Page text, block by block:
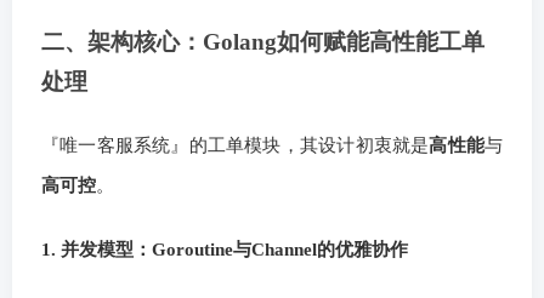
二、架构核心：Golang如何赋能高性能工单
处理
『唯一客服系统』的工单模块，其设计初衷就是高性能与
高可控。
1. 并发模型：Goroutine与Channel的优雅协作